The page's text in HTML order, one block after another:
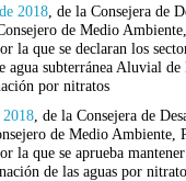
2018 , de la Consejera de
de Medio
la que se declaran los
agua subterránea Aluvial
por nitratos
, de la Consejera de
de Medio Ambiente,
que se aprueba mantener
de las aguas por